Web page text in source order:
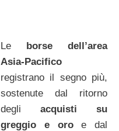
Le borse dell’area
Asia-Pacifico
registrano il segno più,
sostenute dal ritorno
degli acquisti su
greggio e oroe dal